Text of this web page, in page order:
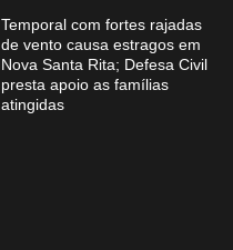
Temporal com fortes rajadas
de vento causa estragos em
Nova Santa Rita; Defesa Civil
presta apoio as famílias
atingidas